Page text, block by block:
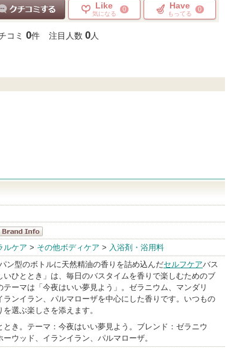
Like
気になる
0 Have
もってる
0
コミ 0件 注目人数 0人
チャ
ン)
BrandInfo
ルケア > その他ボディケア > 入浴剤・浴用料
ン型のボトルに天然精油の香りを詰め込んだセルフケアバス
いひととき」は、毎日のバスタイムを香りで楽しむためのブ
テーマは「今夜はいい夢見よう」。ゼラニウム、マンダリ
ランイラン、パルマローザを中心にした香りです。いつもの
選ぶ楽しさを添えます。
とき。テーマ：今夜はいい夢見よう。ブレンド：ゼラニウ
ウッド、イランイラン、パルマローザ。